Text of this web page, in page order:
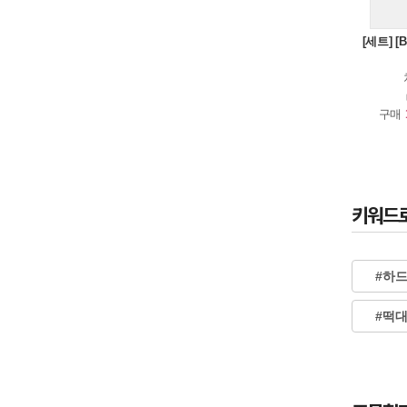
[세트]
구매
키워드
#하
#떡